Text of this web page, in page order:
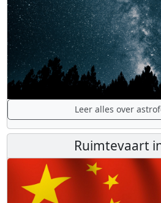
Leer alles over
Ruimtevaart